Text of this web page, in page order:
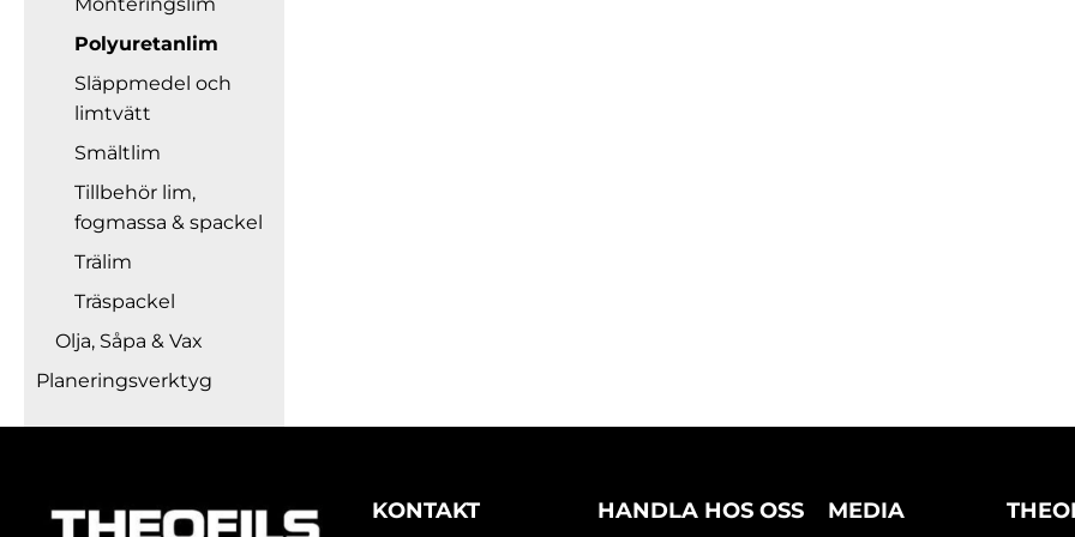
Polyuretanlim
Släppmedel och
limtvätt
Smältlim
Tillbehör lim,
fogmassa & spackel
Trälim
Träspackel
Olja, Såpa & Vax
Planeringsverktyg
KONTAKT HANDLA HOS OSS MEDIA